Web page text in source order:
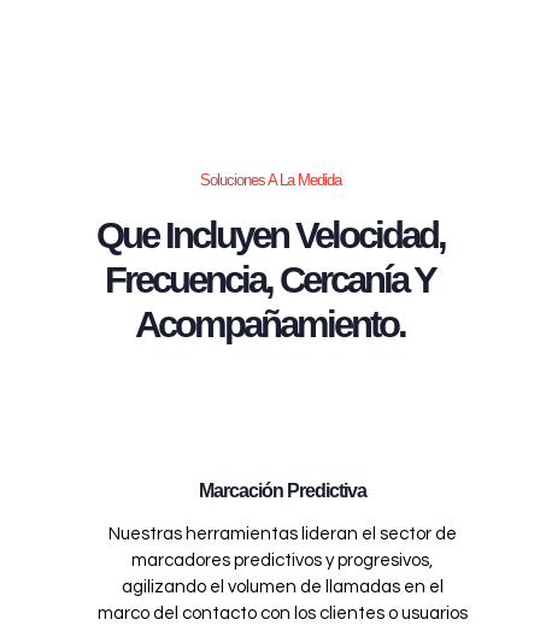
Soluciones A La Medida
Que Incluyen Velocidad,
Frecuencia, Cercanía Y
Acompañamiento.
Marcación Predictiva
Nuestras herramientas lideran el sector de
marcadores predictivos y progresivos,
agilizando el volumen de llamadas en el
marco del contacto con los clientes o usuarios